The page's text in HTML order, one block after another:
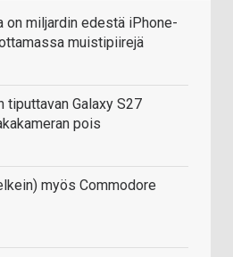
on miljardin edestä iPhone-
muistipiirejä
tiputtavan Galaxy S27
pois
myös Commodore